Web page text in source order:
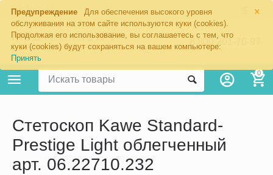
×
Предупреждение
Для обеспечения высокого уровня
обслуживания на этом сайте используются куки (cookies).
Продолжая его использование, вы соглашаетесь с тем, что
куки (cookies) будут сохраняться на вашем компьютере:
Принять
Москва
8 800 201-70-97
0
Стетоскоп Kawe Standard-
Prestige Light облегченный
арт. 06.22710.232